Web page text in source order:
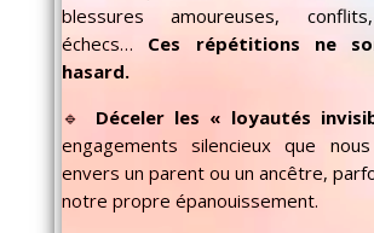
blessures amoureuses,
échecs… Ces répétitions ne
hasard.
🔹 Déceler les « loyautés
engagements silencieux que
envers un parent ou un ancêtre,
notre propre épanouissement.